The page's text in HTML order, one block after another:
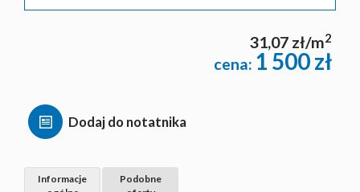
31,07 zł/m2
cena: 1 500 zł
Dodaj do notatnika
Informacje
Podobne